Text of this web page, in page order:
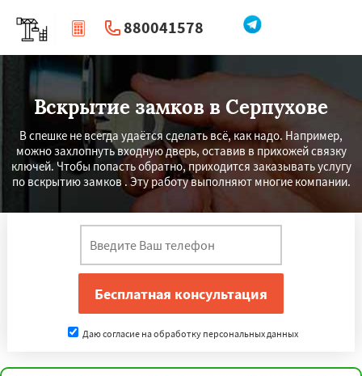
880041578
| Перезвоните мне
Вскрытие замков в Серпухове
В спешке не всегда удаётся сделать всё, как надо. Например,
можно захлопнуть входную дверь, оставив в прихожей связку
ключей. Чтобы попасть обратно, приходится заказывать услугу
по вскрытию замков . Эту работу выполняют многие компании.
Даю согласие на обработку персональных данных